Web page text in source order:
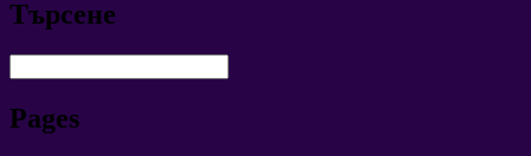
Търсене
Pages